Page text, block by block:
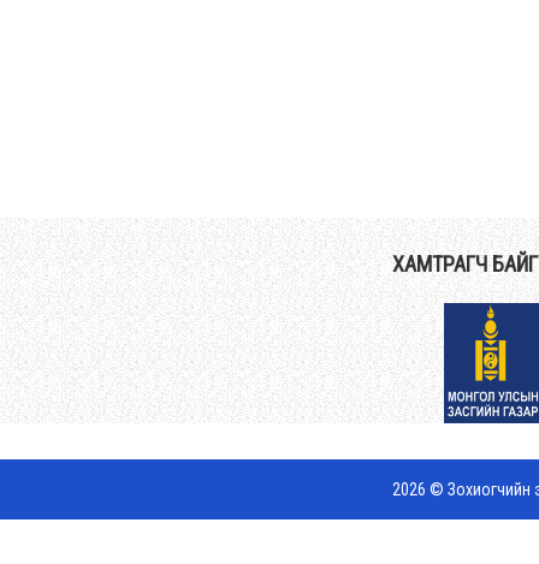
ХАМТРАГЧ
2026 © Зохиогчийн